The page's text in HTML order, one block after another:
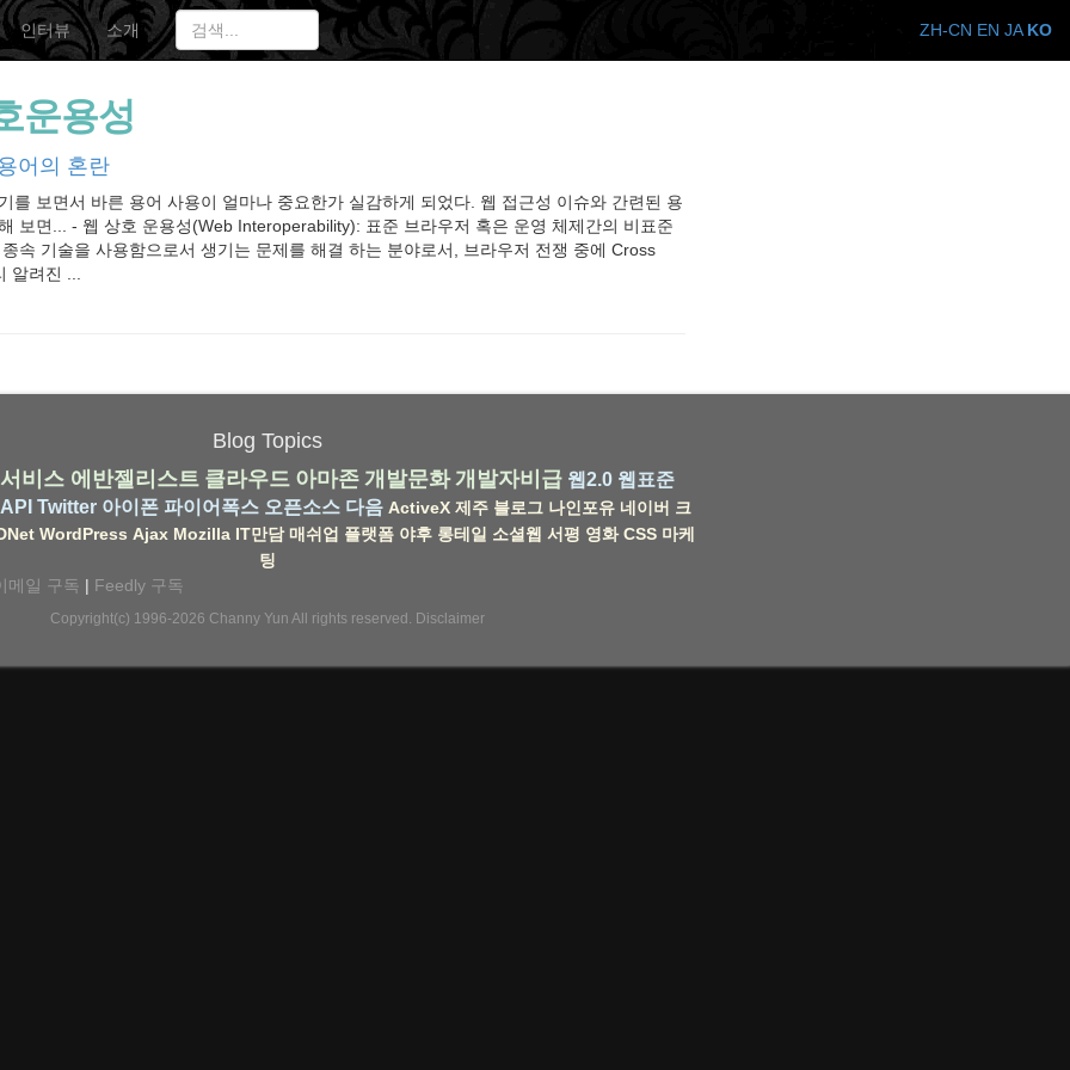
인터뷰 소개
운용성
어의 혼란
를 보면서 바른 용어 사용이 얼마나 중요한가 실감하게 되었다. 웹 접근성 이슈와 간련된 용
보면... - 웹 상호 운용성(Web Interoperability): 표준 브라우저 혹은 운영 체제간의 비표준
속 기술을 사용함으로서 생기는 문제를 해결 하는 분야로서, 브라우저 전쟁 중에 Cross
알려진 ...
Blog Topics
비스 에반젤리스트 클라우드 아마존 개발문화 개발자비급 웹2.0 웹표준
Twitter 아이폰 파이어폭스 오픈소스 다음 ActiveX 제주 블로그 나인포유 네이버 크
WordPress Ajax Mozilla IT만담 매쉬업 플랫폼 야후 롱테일 소셜웹 서평 영화 CSS 마케
팅
메일 구독 | Feedly 구독
Copyright(c) 1996-2026 Channy Yun All rights reserved. Disclaimer
ZH-CN EN JA KO